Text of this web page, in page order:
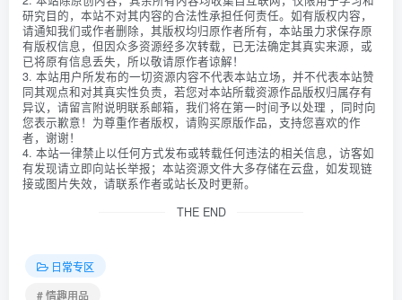
研究目的，本站不对其内容的合法性承担任何责任。如有版权内容，
请通知我们或作者删除，其版权均归原作者所有，本站虽力求保存原
有版权信息，但因众多资源经多次转载，已无法确定其真实来源，或
已将原有信息丢失，所以敬请原作者谅解！
3. 本站用户所发布的一切资源内容不代表本站立场，并不代表本站赞
同其观点和对其真实性负责，若您对本站所载资源作品版权归属存有
异议，请留言附说明联系邮箱，我们将在第一时间予以处理 ，同时向
您表示歉意！为尊重作者版权，请购买原版作品，支持您喜欢的作
者，谢谢！
4. 本站一律禁止以任何方式发布或转载任何违法的相关信息，访客如
有发现请立即向站长举报；本站资源文件大多存储在云盘，如发现链
接或图片失效，请联系作者或站长及时更新。
THE END
日常专区
# 情趣用品